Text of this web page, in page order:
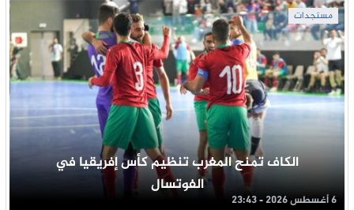
مستجدات
الكاف تمنح المغرب تنظيم كأس إفريقيا في
الفوتسال
6 أغسطس 2026 - 23:43